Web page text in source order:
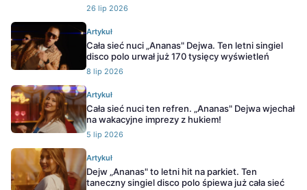
26 lip 2026
Artykuł
Cała sieć nuci „Ananas" Dejwa. Ten letni singiel
disco polo urwał już 170 tysięcy wyświetleń
8 lip 2026
Artykuł
Cała sieć nuci ten refren. „Ananas" Dejwa wjechał
na wakacyjne imprezy z hukiem!
5 lip 2026
Artykuł
Dejw „Ananas" to letni hit na parkiet. Ten
taneczny singiel disco polo śpiewa już cała sieć